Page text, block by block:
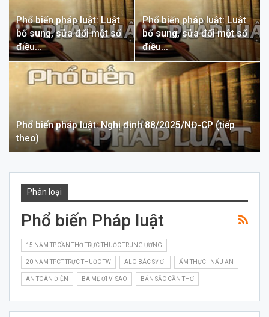
Phổ biến pháp luật: Luật
bổ sung, sửa đổi một số
điều…
Phổ biến pháp luật: Luật
bổ sung, sửa đổi một số
điều…
Phổ biến pháp luật: Nghị định 88/2025/NĐ-CP (tiếp
theo)
Phân loại
Phổ biến Pháp luật
15 NĂM TP.CẦN THƠ TRỰC THUỘC TRUNG ƯƠNG
20 NĂM TPCT TRỰC THUỘC TW ALO BÁC SỸ ƠI ẨM THỰC - NẤU ĂN
AN TOÀN ĐIỆN BA MẸ ƠI VÌ SAO BẢN SẮC CẦN THƠ